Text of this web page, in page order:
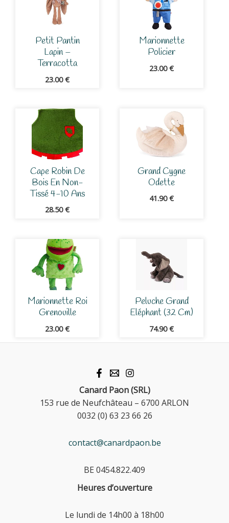
Petit Pantin
Lapin –
Terracotta
23.00€
Marionnette
Policier
23.00€
Cape Robin De
Bois En Non-
Tissé 4-10 Ans
28.50€
Grand Cygne
Odette
41.90€
Marionnette Roi
Grenouille
23.00€
Peluche Grand
Eléphant (32 Cm)
74.90€
Canard Paon (SRL)
153 rue de Neufchâteau – 6700 ARLON
0032 (0) 63 23 66 26
contact@canardpaon.be
BE 0454.822.409
Heures d’ouverture
Le lundi de 14h00 à 18h00